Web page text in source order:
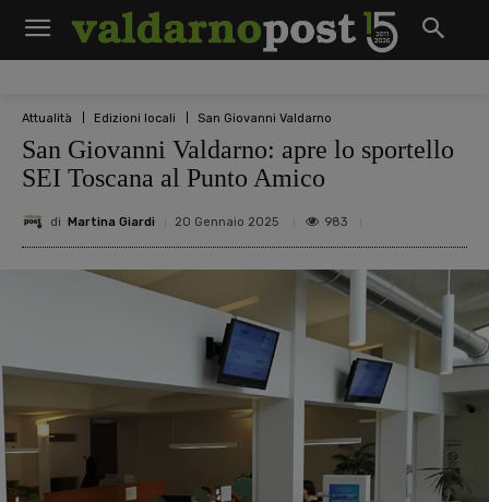
Attualità Edizioni locali San Giovanni Valdarno
San Giovanni Valdarno: apre lo sportello
SEI Toscana al Punto Amico
di Martina Giardi 20 Gennaio 2025 983